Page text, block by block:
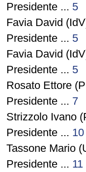
Presidente ... 5
Favia David
Presidente ... 5
Favia David
Presidente ... 5
Rosato Ettore
Presidente ... 7
Strizzolo Ivano
Presidente ... 10
Tassone Mario
Presidente ... 11